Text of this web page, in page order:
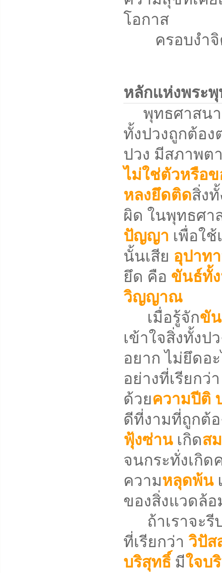
โอกาส
ครอบงำจิต
หลักแห่งพระ
พุทธศาสนา
ทั้งปวงถูกต้อง
ปวง มีสภาพต
ไม่ใช่ตัวหรือข
หลงยึดติดสิ่ง
ผิด ในพุทธศา
ปัญญา เพื่อใ
นั้นเสีย อุปาท
ยึด คือ ขันธ์ทั้
วิญญาณ
เมื่อรู้จักขั
เข้าใจสิ่งทั้งป
อยาก ไม่ยึดอ
อย่างที่เรียกว่
ด้วยความปีติ
ดีที่งามที่ถูกต้อ
ฟุ้งซ่านเกิดส
จนกระทั่งเกิด
ความหลุดพ้น
ของสิ่งแวดล้อ
ถ้าเราจะรี
ที่เรียกว่า วิปัส
บริสุทธิ์มีใจบ